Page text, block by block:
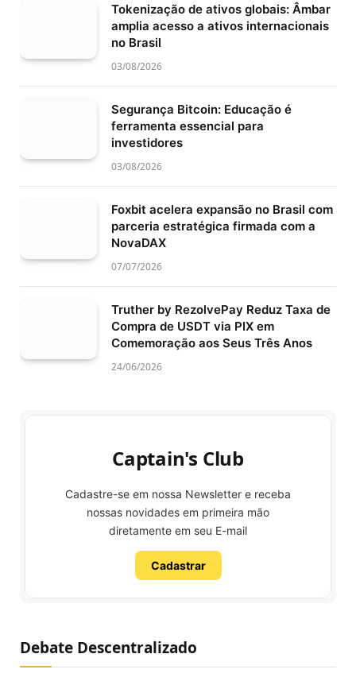
Tokenização de ativos globais: Âmbar
amplia acesso a ativos internacionais
no Brasil
03/08/2026
Segurança Bitcoin: Educação é
ferramenta essencial para
investidores
03/08/2026
Foxbit acelera expansão no Brasil com
parceria estratégica firmada com a
NovaDAX
07/07/2026
Truther by RezolvePay Reduz Taxa de
Compra de USDT via PIX em
Comemoração aos Seus Três Anos
24/06/2026
Captain's Club
Cadastre-se em nossa Newsletter e receba
nossas novidades em primeira mão
diretamente em seu E-mail
Cadastrar
Debate Descentralizado